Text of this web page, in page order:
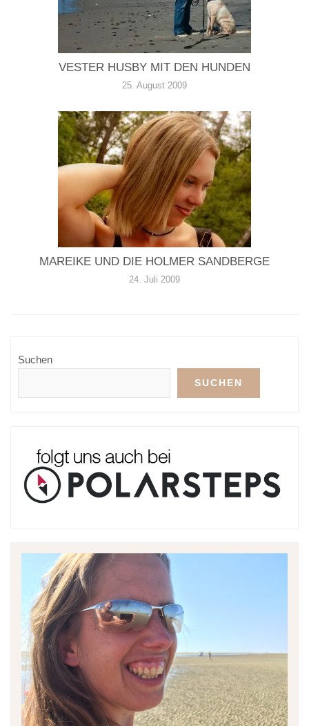
VESTER HUSBY MIT DEN HUNDEN
25. August 2009
MAREIKE UND DIE HOLMER SANDBERGE
24. Juli 2009
Suchen
SUCHEN